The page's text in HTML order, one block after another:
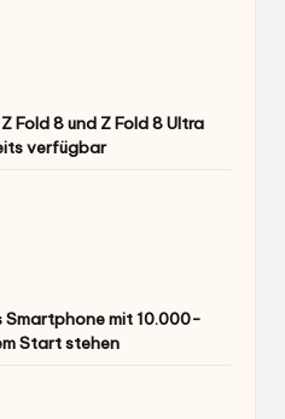
Fold 8 und Z Fold 8 Ultra
verfügbar
Smartphone mit 10.000-
Start stehen